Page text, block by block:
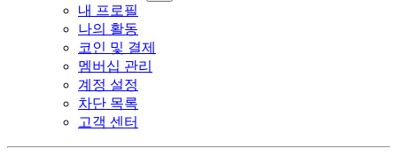
내 프로필
나의 활동
코인 및 결제
멤버십 관리
계정 설정
차단 목록
고객 센터